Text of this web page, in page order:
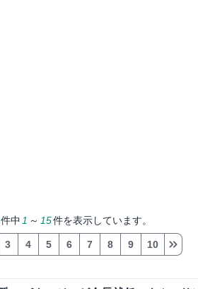
件中 1 ～ 15件を表示しています。
3 4 5 6 7 8 9 10